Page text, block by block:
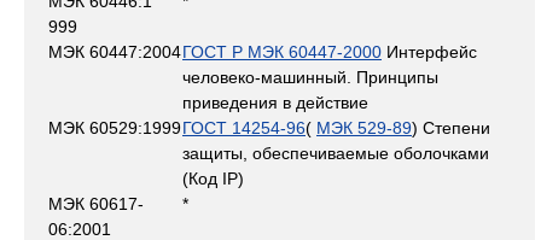
999
МЭК 60447:2004ГОСТ Р МЭК 60447-2000 Интерфейс
человеко-машинный. Принципы
приведения в действие
МЭК 60529:1999ГОСТ 14254-96( МЭК 529-89) Степени
защиты, обеспечиваемые оболочками
(Код IP)
МЭК 60617-
06:2001
*